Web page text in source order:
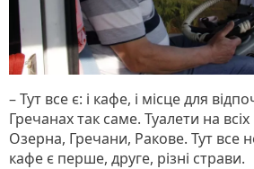
– Тут все є: і кафе, і місце для
Гречанах так саме. Туалети на всіх
Озерна, Гречани, Ракове. Тут все
кафе є перше, друге, різні страви.